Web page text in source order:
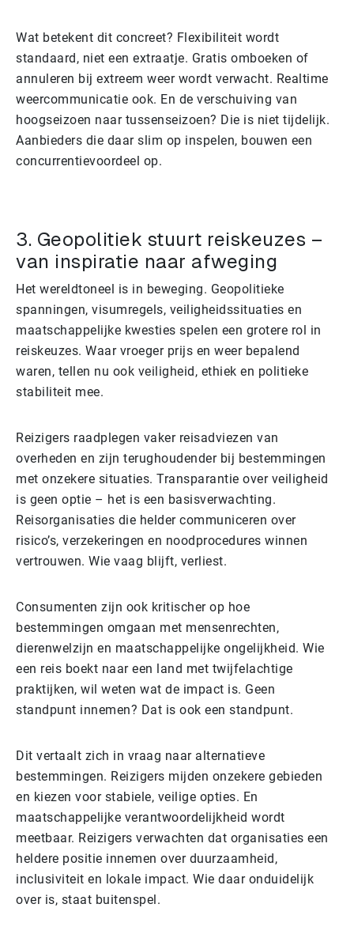
Wat betekent dit concreet? Flexibiliteit wordt
standaard, niet een extraatje. Gratis omboeken of
annuleren bij extreem weer wordt verwacht. Realtime
weercommunicatie ook. En de verschuiving van
hoogseizoen naar tussenseizoen? Die is niet tijdelijk.
Aanbieders die daar slim op inspelen, bouwen een
concurrentievoordeel op.
3. Geopolitiek stuurt reiskeuzes –
van inspiratie naar afweging
Het wereldtoneel is in beweging. Geopolitieke
spanningen, visumregels, veiligheidssituaties en
maatschappelijke kwesties spelen een grotere rol in
reiskeuzes. Waar vroeger prijs en weer bepalend
waren, tellen nu ook veiligheid, ethiek en politieke
stabiliteit mee.
Reizigers raadplegen vaker reisadviezen van
overheden en zijn terughoudender bij bestemmingen
met onzekere situaties. Transparantie over veiligheid
is geen optie – het is een basisverwachting.
Reisorganisaties die helder communiceren over
risico’s, verzekeringen en noodprocedures winnen
vertrouwen. Wie vaag blijft, verliest.
Consumenten zijn ook kritischer op hoe
bestemmingen omgaan met mensenrechten,
dierenwelzijn en maatschappelijke ongelijkheid. Wie
een reis boekt naar een land met twijfelachtige
praktijken, wil weten wat de impact is. Geen
standpunt innemen? Dat is ook een standpunt.
Dit vertaalt zich in vraag naar alternatieve
bestemmingen. Reizigers mijden onzekere gebieden
en kiezen voor stabiele, veilige opties. En
maatschappelijke verantwoordelijkheid wordt
meetbaar. Reizigers verwachten dat organisaties een
heldere positie innemen over duurzaamheid,
inclusiviteit en lokale impact. Wie daar onduidelijk
over is, staat buitenspel.